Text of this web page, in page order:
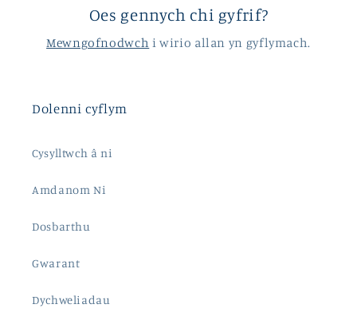
Oes gennych chi gyfrif?
Mewngofnodwch i wirio allan yn gyflymach.
Dolenni cyflym
Cysylltwch â ni
Amdanom Ni
Dosbarthu
Gwarant
Dychweliadau